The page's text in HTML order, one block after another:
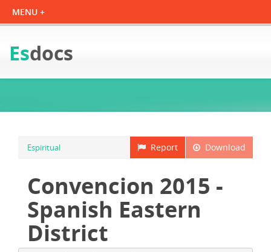
Esdocs
Download
Report
Espiritual
Convencion 2015 -
Spanish Eastern
District